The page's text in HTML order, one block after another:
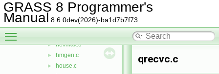
GRASS 8 Programmer's
Manual 8.6.0dev(2026)-ba1d7b7f73
► evmax.c
► hconj.c
► heigval.c
► hevmax.c
► hmgen.c
► house.c
qrecvc.c